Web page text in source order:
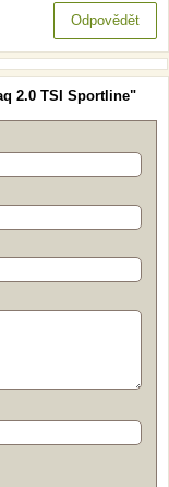
Odpovědět
2.0 TSI Sportline"